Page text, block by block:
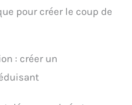
pour créer le coup de
: créer un